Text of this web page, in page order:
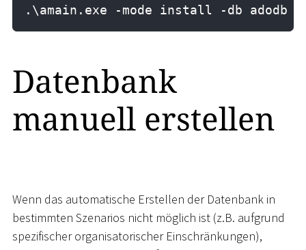
.\amain.exe -mode install -db adodb
Datenbank
manuell erstellen
Wenn das automatische Erstellen der Datenbank in
bestimmten Szenarios nicht möglich ist (z.B. aufgrund
spezifischer organisatorischer Einschränkungen),